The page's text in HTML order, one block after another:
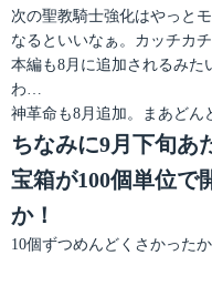
次の聖教騎士強化はやっと
なるといいなぁ。カッチカチ
本編も8月に追加されるみ
わ…
神革命も8月追加。まあどん
ちなみに9月下旬あ
宝箱が100個単位で
か！
10個ずつめんどくさかった